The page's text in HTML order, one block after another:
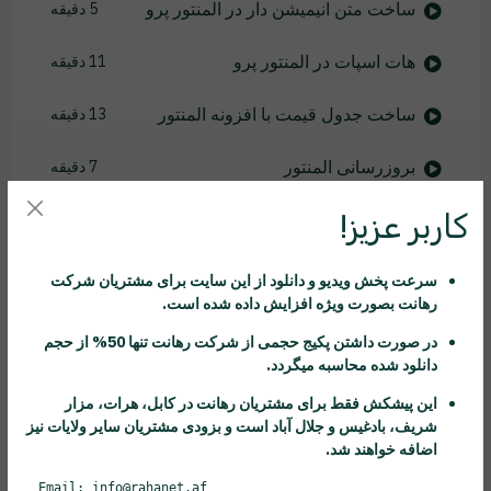
ساخت متن انیمیشن دار در المنتور پرو 5 دقیقه
هات اسپات در المنتور پرو 11 دقیقه
ساخت جدول قیمت با افزونه المنتور 13 دقیقه
بروزرسانی المنتور 7 دقیقه
باکس چرخنده المنتور
کار با کال تو اکشن 5 دقیقه
کاروسل نظرات مشتری ها
ساخت فهرست عناوین در المنتور 9 دقیقه
8 دقیقه
کاربر عزیز!
سرعت پخش ویدیو و دانلود از این سایت برای مشتریان شرکت
رهانت بصورت ویژه افزایش داده شده است.
در صورت داشتن پکیج حجمی از شرکت رهانت
تنها 50% از حجم
دانلود شده محاسبه میگردد.
این پیشکش فقط برای مشتریان رهانت در کابل، هرات، مزار
شریف، بادغیس و جلال آباد است و بزودی مشتریان سایر ولایات نیز
اضافه خواهند شد.
Email: info@rahanet.af